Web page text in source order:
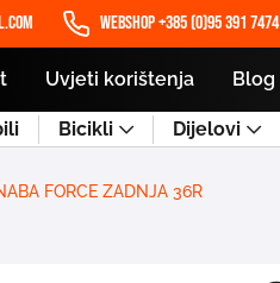
WEBSHOP +385 (0)95 391 7474
Uvjeti korištenja Blog
Bicikli Dijelovi
FORCE ZADNJA 36R